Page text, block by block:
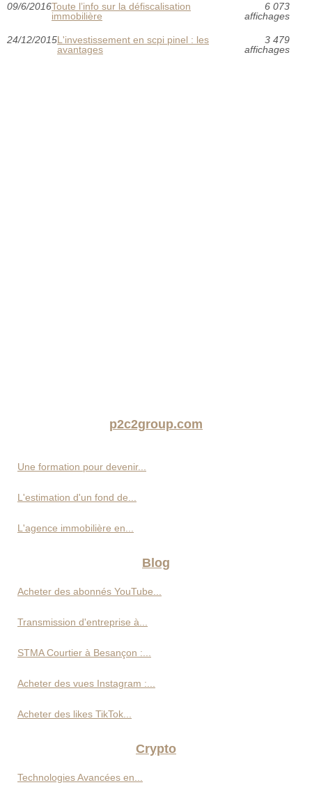
09/6/2016Toute l’info sur la défiscalisation
immobilière
6 073
affichages
24/12/2015L'investissement en scpi pinel : les
avantages
3 479
affichages
p2c2group.com
Une formation pour devenir...
L'estimation d'un fond de...
L'agence immobilière en...
Blog
Acheter des abonnés YouTube...
Transmission d'entreprise à...
STMA Courtier à Besançon :...
Acheter des vues Instagram :...
Acheter des likes TikTok...
Crypto
Technologies Avancées en...